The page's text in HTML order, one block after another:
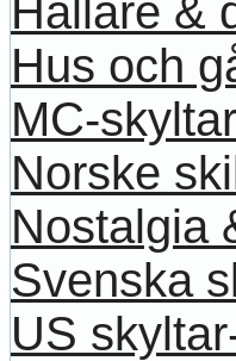
Hållare &
Hus och
MC-
Norske
Nostalgia
Svenska
US